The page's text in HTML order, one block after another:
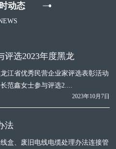
动态
评选2023年度黑龙
江省优秀民营企业家评选表彰活动
范鑫女士参与评选2....
2023年10月7日
法
盒、废旧电线电缆处理办法连接管